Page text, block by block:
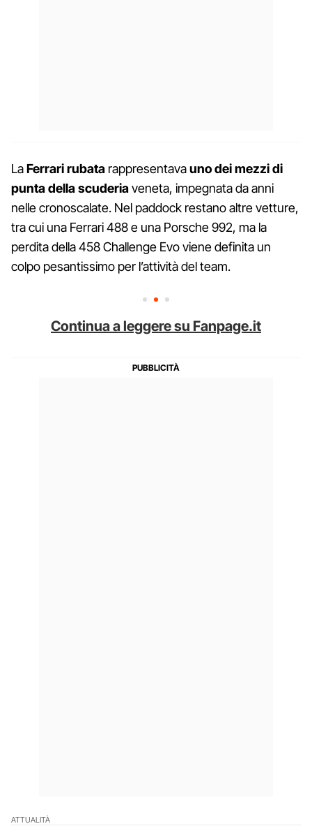
LaFerrari rubata rappresentavaunodei mezzi di
punta della scuderiaveneta, impegnata da anni
nelle cronoscalate. Nel paddock restano altre vetture,
tra cui una Ferrari 488 e una Porsche 992, ma la
perdita della 458 Challenge Evo viene definita un
colpo pesantissimo per l’attività del team.
Continua a leggere su Fanpage.it
ATTUALITÀ